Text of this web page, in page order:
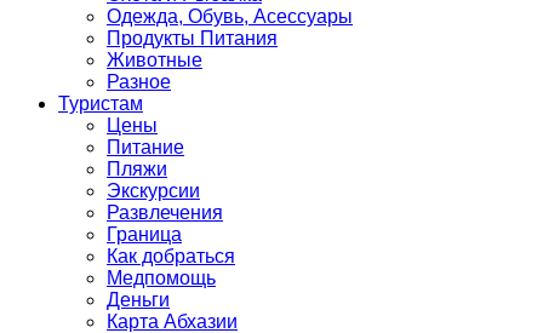
Одежда, Обувь, Асессуары
Продукты Питания
Животные
Разное
Туристам
Цены
Питание
Пляжи
Экскурсии
Развлечения
Граница
Как добраться
Медпомощь
Деньги
Карта Абхазии